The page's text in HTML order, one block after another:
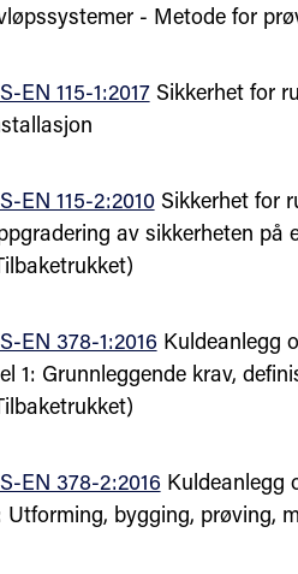
- Metode for
EN 115-1:2017Sikkerhet for
EN 115-2:2010Sikkerhet for
av sikkerheten på
EN 378-1:2016 Kuldeanlegg
1: Grunnleggende krav,
EN 378-2:2016 Kuldeanlegg
Utforming, bygging, prøving,